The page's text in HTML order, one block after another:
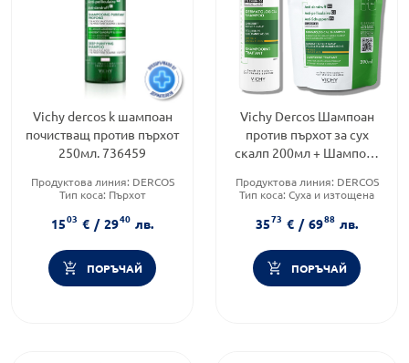
Vichy dercos k шампоан
почистващ против пърхот
250мл. 736459
Продуктова линия: DERCOS
Тип коса: Пърхот
1503 € / 2940 лв.
ПОРЪЧАЙ
Vichy Dercos Шампоан
против пърхот за сух
скалп 200мл + Шампоан
пълнител 390мл
Продуктова линия: DERCOS
Тип коса: Суха и изтощена
Форма на продукта: шампоан
3573 € / 6988 лв.
ПОРЪЧАЙ